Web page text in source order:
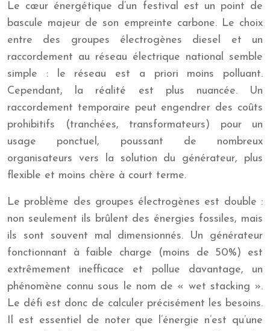
Le cœur énergétique d’un festival est un point de
bascule majeur de son empreinte carbone. Le choix
entre des groupes électrogènes diesel et un
raccordement au réseau électrique national semble
simple : le réseau est a priori moins polluant.
Cependant, la réalité est plus nuancée. Un
raccordement temporaire peut engendrer des coûts
prohibitifs (tranchées, transformateurs) pour un
usage ponctuel, poussant de nombreux
organisateurs vers la solution du générateur, plus
flexible et moins chère à court terme.
Le problème des groupes électrogènes est double :
non seulement ils brûlent des énergies fossiles, mais
ils sont souvent mal dimensionnés. Un générateur
fonctionnant à faible charge (moins de 50%) est
extrêmement inefficace et pollue davantage, un
phénomène connu sous le nom de « wet stacking ».
Le défi est donc de calculer précisément les besoins.
Il est essentiel de noter que l’énergie n’est qu’une